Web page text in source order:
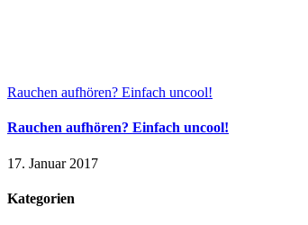
Rauchen aufhören? Einfach uncool!
Rauchen aufhören? Einfach uncool!
17. Januar 2017
Kategorien